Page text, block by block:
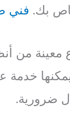
بك. فني
من أنظمة
خدمة
ضرورية.